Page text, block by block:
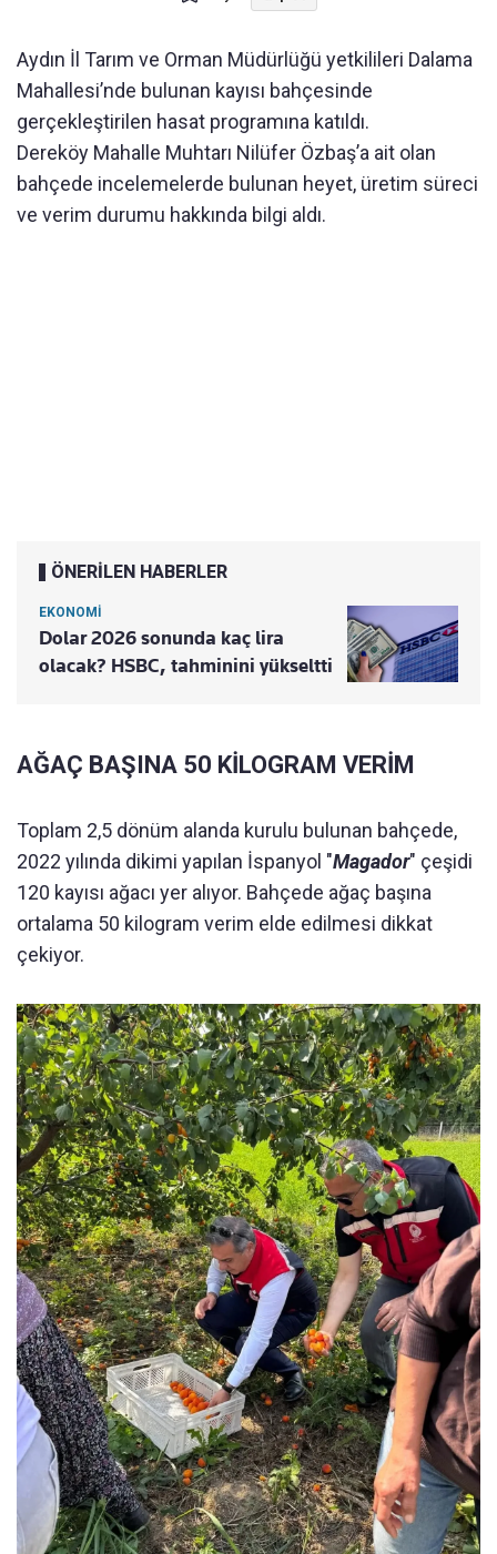
Aydın İl Tarım ve Orman Müdürlüğü yetkilileri Dalama
Mahallesi’nde bulunan kayısı bahçesinde
gerçekleştirilen hasat programına katıldı.
Dereköy Mahalle Muhtarı Nilüfer Özbaş’a ait olan
bahçede incelemelerde bulunan heyet, üretim süreci
ve verim durumu hakkında bilgi aldı.
ÖNERİLEN HABERLER
EKONOMİ
Dolar 2026 sonunda kaç lira
olacak? HSBC, tahminini yükseltti
AĞAÇ BAŞINA 50 KİLOGRAM VERİM
Toplam 2,5 dönüm alanda kurulu bulunan bahçede,
2022 yılında dikimi yapılan İspanyol "Magador" çeşidi
120 kayısı ağacı yer alıyor. Bahçede ağaç başına
ortalama 50 kilogram verim elde edilmesi dikkat
çekiyor.